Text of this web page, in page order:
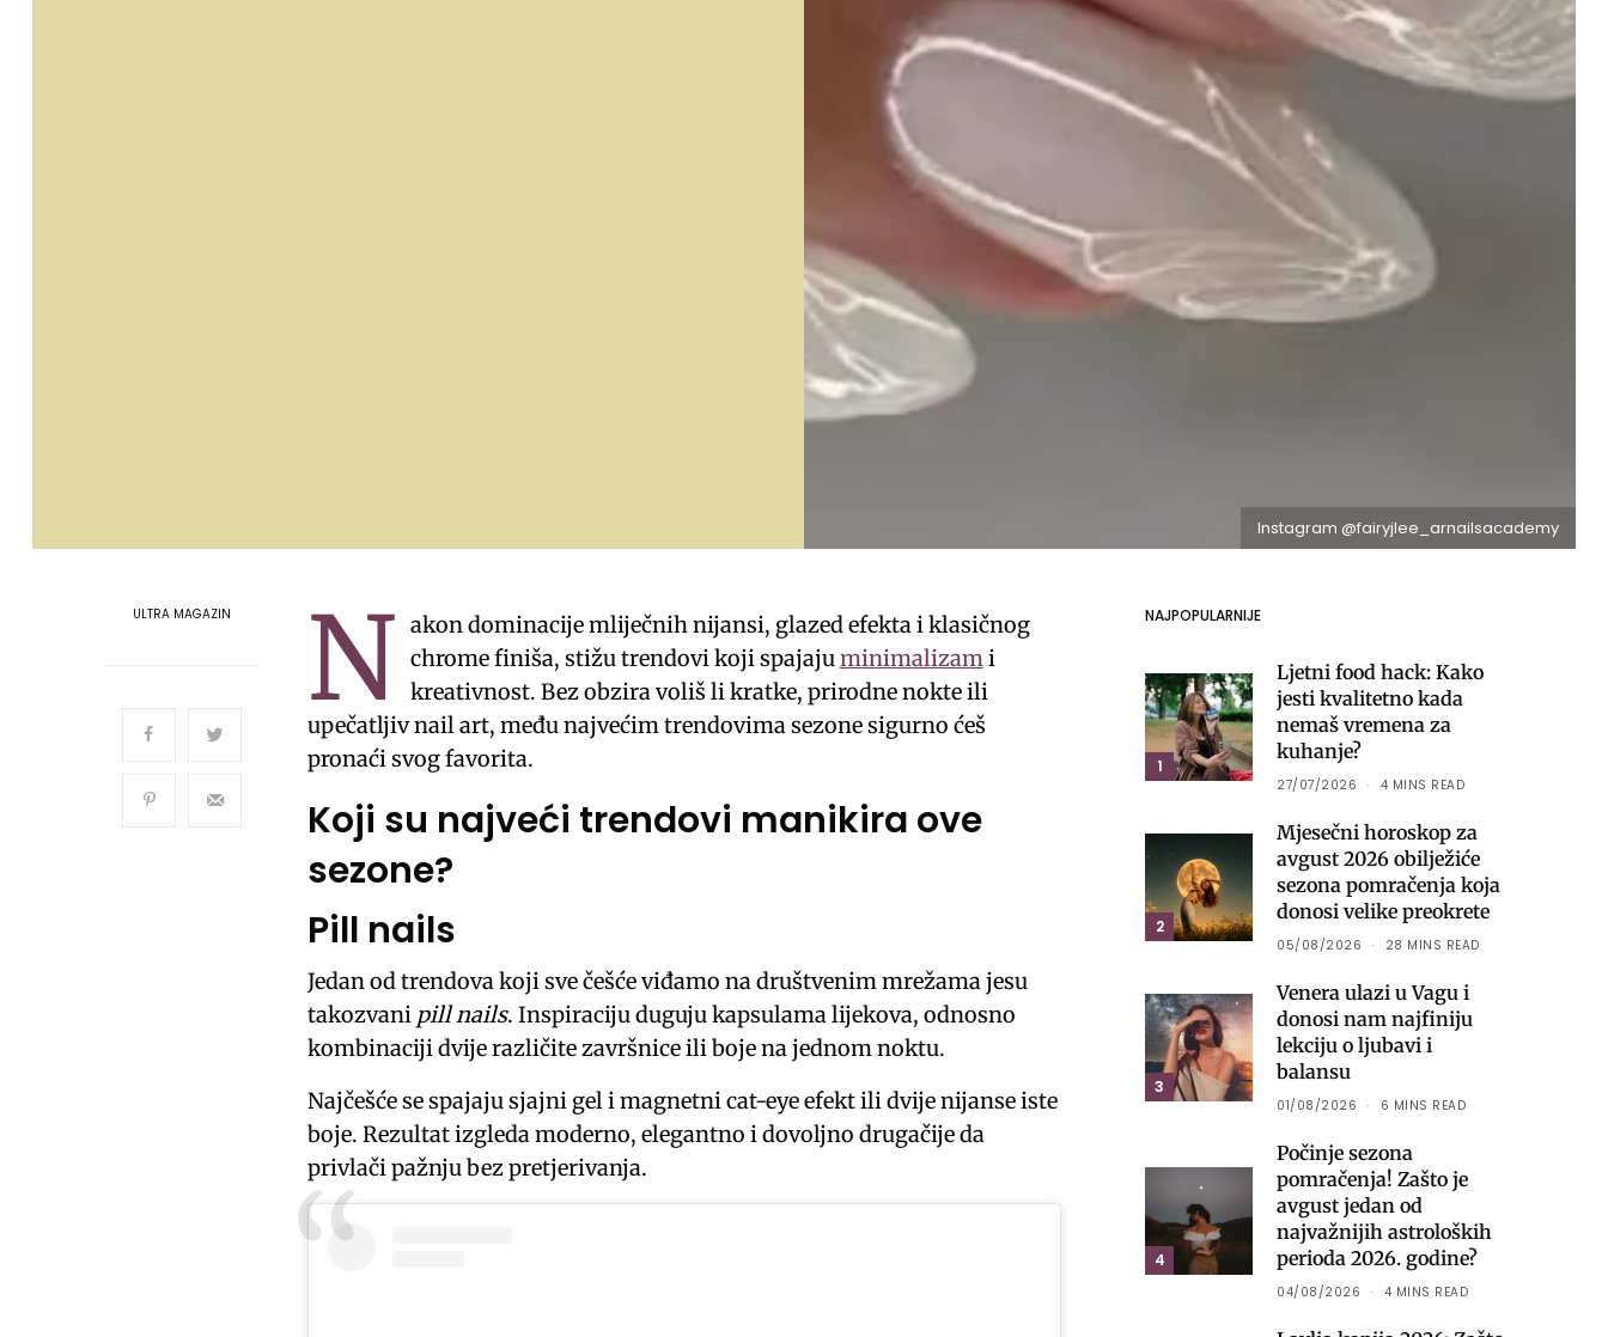
Instagram @fairyjlee_arnailsacademy
ULTRA MAGAZIN N akon dominacije mliječnih nijansi, glazed efekta i klasičnog
chrome finiša, stižu trendovi koji spajajuminimalizami
kreativnost. Bez obzira voliš li kratke, prirodne nokte ili
upečatljiv nail art, među najvećim trendovima sezone sigurno ćeš
pronaći svog favorita.
Koji su najveći trendovi manikira ove
sezone?
Pill nails
Jedan od trendova koji sve češće viđamo na društvenim mrežama jesu
takozvani pill nails. Inspiraciju duguju kapsulama lijekova, odnosno
kombinaciji dvije različite završnice ili boje na jednom noktu.
Najčešće se spajaju sjajni gel i magnetni cat-eye efekt ili dvije nijanse iste
boje. Rezultat izgleda moderno, elegantno i dovoljno drugačije da
privlači pažnju bez pretjerivanja.
NAJPOPULARNIJE
1
Ljetni food hack: Kako
jesti kvalitetno kada
nemaš vremena za
kuhanje?
27/07/2026 4 MINS READ
2
Mjesečni horoskop za
avgust 2026 obilježiće
sezona pomračenja koja
donosi velike preokrete
05/08/2026 28 MINS READ
3
Venera ulazi u Vagu i
donosi nam najfiniju
lekciju o ljubavi i
balansu
01/08/2026 6 MINS READ
4
Počinje sezona
pomračenja! Zašto je
avgust jedan od
najvažnijih astroloških
perioda 2026. godine?
04/08/2026 4 MINS READ